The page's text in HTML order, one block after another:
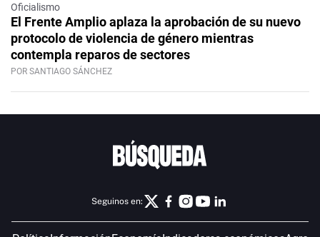
Oficialismo
El Frente Amplio aplaza la aprobación de su nuevo
protocolo de violencia de género mientras
contempla reparos de sectores
POR SANTIAGO SÁNCHEZ
Seguinos en: